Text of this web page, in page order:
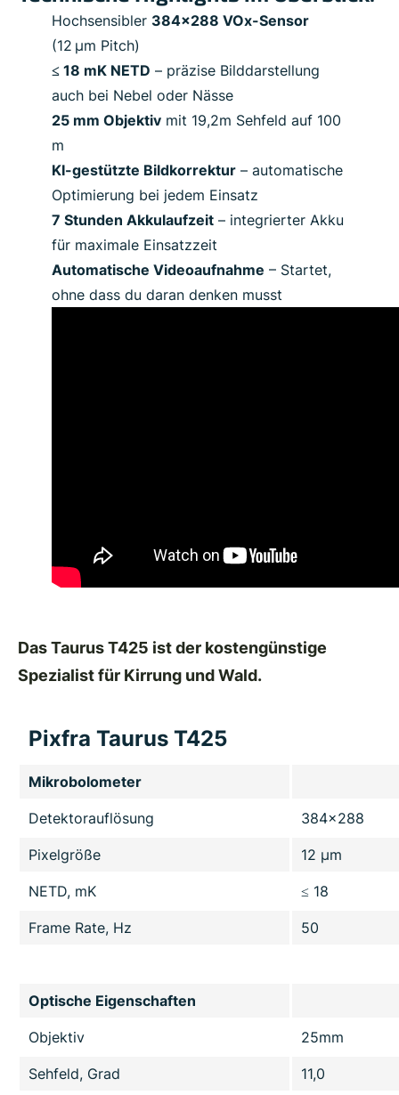
Hochsensibler 384x288 VOx-Sensor
(12 µm Pitch)
≤ 18 mK NETD – präzise Bilddarstellung
auch bei Nebel oder Nässe
25 mm Objektiv mit 19,2m Sehfeld auf 100
m
KI-gestützte Bildkorrektur – automatische
Optimierung bei jedem Einsatz
7 Stunden Akkulaufzeit – integrierter Akku
für maximale Einsatzzeit
Automatische Videoaufnahme – Startet,
ohne dass du daran denken musst
Das Taurus T425 ist der kostengünstige
Spezialist für Kirrung und Wald.
Pixfra Taurus T425
Mikrobolometer
Detektorauflösung 384x288
Pixelgröße 12 µm
NETD, mK ≤ 18
Frame Rate, Hz 50
Optische Eigenschaften
Objektiv 25mm
Sehfeld, Grad 11,0